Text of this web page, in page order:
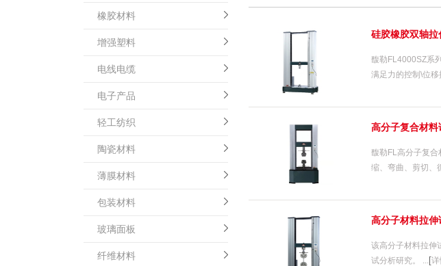
1
橡胶材料
增强塑料
电线电缆
电子产品
轻工纺织
陶瓷材料
薄膜材料
包装材料
玻璃面板
纤维材料
硅胶橡胶双轴拉
馥勒FL4000SZ系
满足力的控制\位
高分子复合材料
馥勒FL高分子复
缩、弯曲、剪切、
高分子材料拉伸
该高分子材料拉伸
试分析研究。 ... [